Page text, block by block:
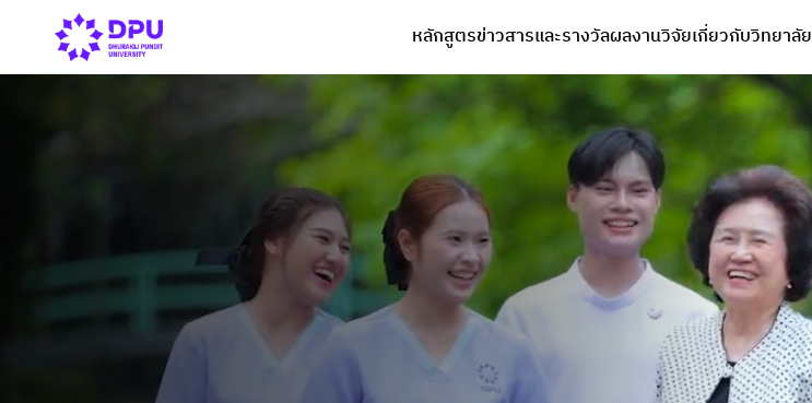
หลักสูตรข่าวสารและรางวัลผลงานวิจัยเกี่ยวกับวิทยาลัย